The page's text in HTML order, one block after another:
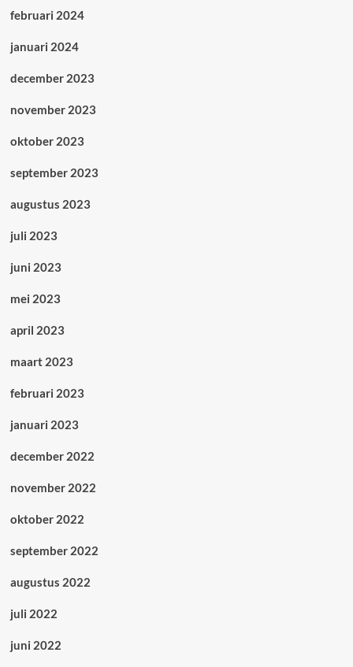
februari 2024
januari 2024
december 2023
november 2023
oktober 2023
september 2023
augustus 2023
juli 2023
juni 2023
mei 2023
april 2023
maart 2023
februari 2023
januari 2023
december 2022
november 2022
oktober 2022
september 2022
augustus 2022
juli 2022
juni 2022